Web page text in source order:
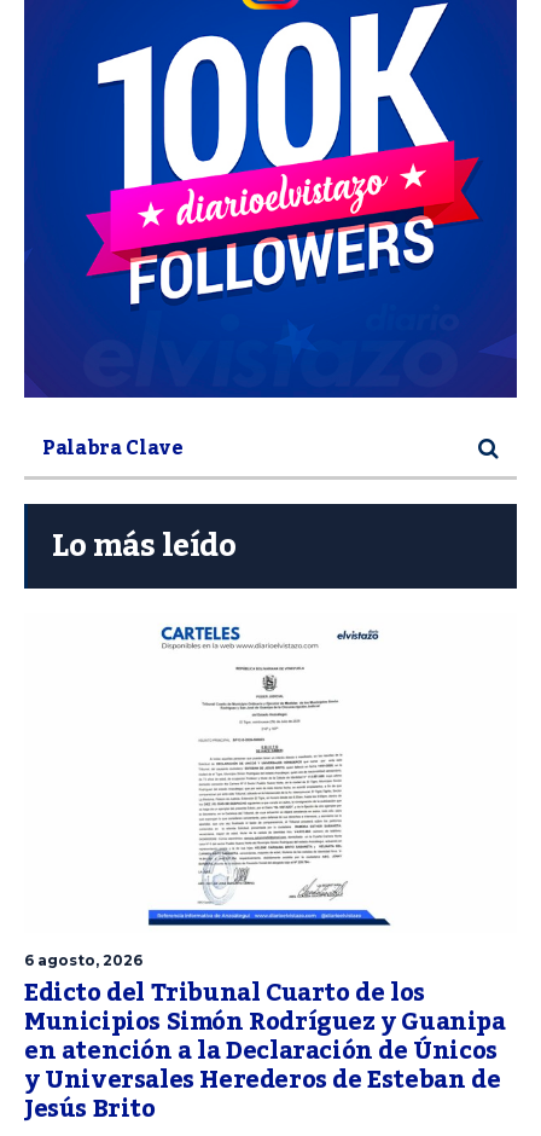
Lo más leído
6 agosto, 2026
Edicto del Tribunal Cuarto de los
Municipios Simón Rodríguez y Guanipa
en atención a la Declaración de Únicos
y Universales Herederos de Esteban de
Jesús Brito